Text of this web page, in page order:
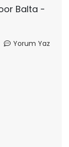
Balta -
Yorum Yaz